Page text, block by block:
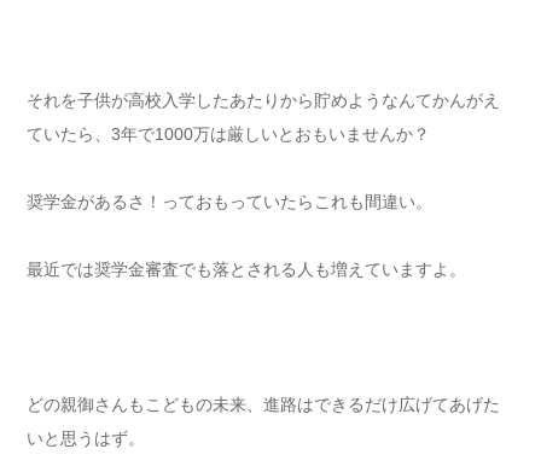
それを子供が高校入学したあたりから貯めようなんてかんがえ
ていたら、3年で1000万は厳しいとおもいませんか？
奨学金があるさ！っておもっていたらこれも間違い。
最近では奨学金審査でも落とされる人も増えていますよ。
どの親御さんもこどもの未来、進路はできるだけ広げてあげた
いと思うはず。